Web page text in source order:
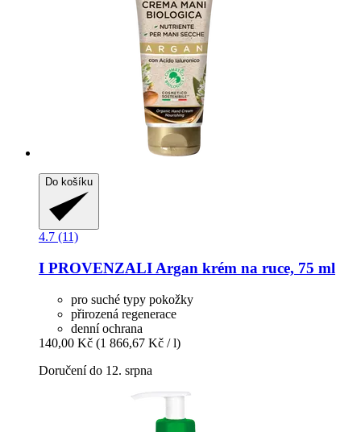
Do košíku
4.7 (11)
I PROVENZALI Argan krém na ruce, 75 ml
pro suché typy pokožky
přirozená regenerace
denní ochrana
140,00 Kč (1 866,67 Kč / l)
Doručení do 12. srpna